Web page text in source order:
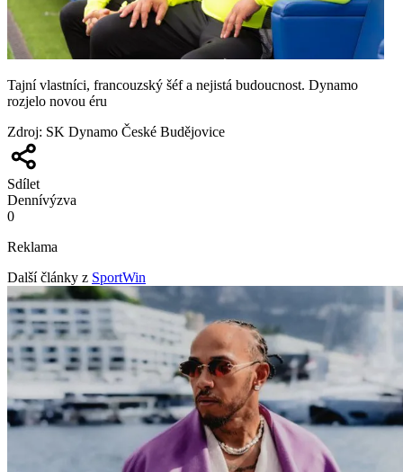
Tajní vlastníci, francouzský šéf a nejistá budoucnost. Dynamo
rozjelo novou éru
Zdroj: SK Dynamo České Budějovice
Sdílet
Dennívýzva
0
Reklama
Další články z SportWin